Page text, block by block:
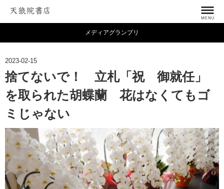
メディアグランプリ
2023-02-15
捨てないで！ 立札「祝 御就任」
を取られた胡蝶蘭 花はなくてもゴ
ミじゃない